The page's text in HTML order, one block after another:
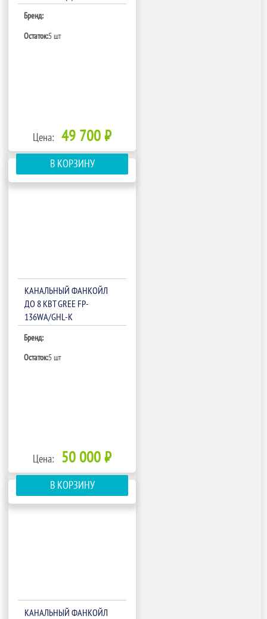
Бренд:
Остаток:5 шт
Цена: 49 700 ₽
В КОРЗИНУ
КАНАЛЬНЫЙ ФАНКОЙЛ
ДО 8 КВТ GREE FP-
136WA/GHL-K
Бренд:
Остаток:5 шт
Цена: 50 000 ₽
В КОРЗИНУ
КАНАЛЬНЫЙ ФАНКОЙЛ